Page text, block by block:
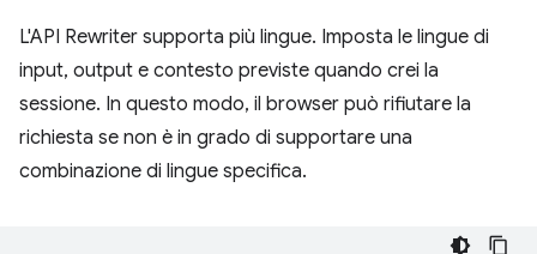
L'API Rewriter supporta più lingue. Imposta le lingue di
input, output e contesto previste quando crei la
sessione. In questo modo, il browser può rifiutare la
richiesta se non è in grado di supportare una
combinazione di lingue specifica.